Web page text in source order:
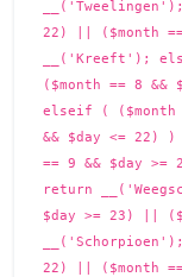
22) || ($month
__('Kreeft');
($month == 8
elseif ( ($month
&& $day <= 22)
== 9 && $day >=
return
$day >= 23) ||
22) || ($month